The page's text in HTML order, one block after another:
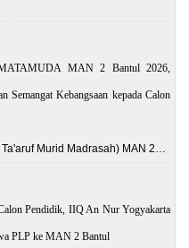
MAN 2 Bantul 2026,
Semangat Kebangsaan kepada Calon
Murid Madrasah) MAN 2…
Pendidik, IIQ An Nur Yogyakarta
PLP ke MAN 2 Bantul